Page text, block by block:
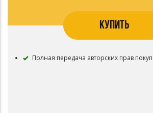
КУПИТЬ
Полная передача авторских прав